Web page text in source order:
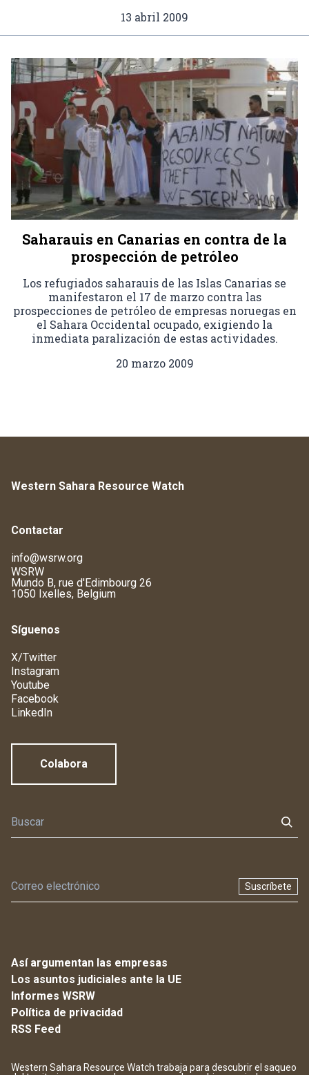
13 abril 2009
Saharauis en Canarias en contra de la
prospección de petróleo
Los refugiados saharauis de las Islas Canarias se
manifestaron el 17 de marzo contra las
prospecciones de petróleo de empresas noruegas en
el Sahara Occidental ocupado, exigiendo la
inmediata paralización de estas actividades.
20 marzo 2009
Western Sahara Resource Watch
Contactar
info@wsrw.org
WSRW
Mundo B, rue d'Edimbourg 26
1050 Ixelles, Belgium
Síguenos
X/Twitter
Instagram
Youtube
Facebook
LinkedIn
Colabora
Suscríbete
Así argumentan las empresas
Los asuntos judiciales ante la UE
Informes WSRW
Política de privacidad
RSS Feed
Western Sahara Resource Watch trabaja para descubrir el saqueo